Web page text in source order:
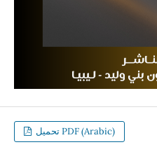
تحميل PDF (Arabic)